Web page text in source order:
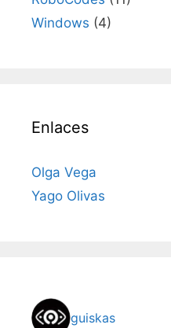
Windows (4)
Enlaces
Olga Vega
Yago Olivas
guiskas